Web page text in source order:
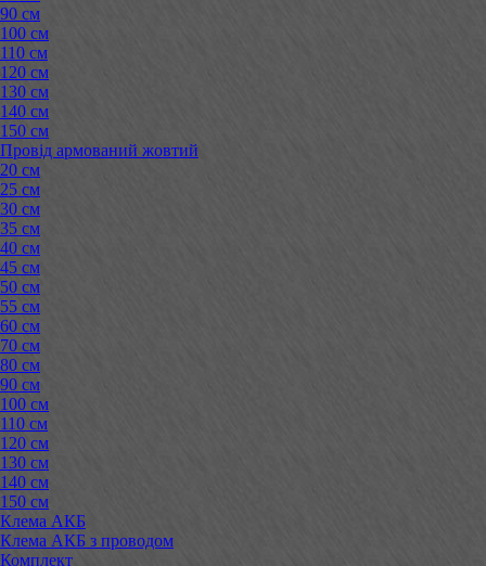
90 см
100 см
110 см
120 см
130 см
140 см
150 см
Провід армований жовтий
20 см
25 см
30 см
35 см
40 см
45 см
50 см
55 см
60 см
70 см
80 см
90 см
100 см
110 см
120 см
130 см
140 см
150 см
Клема АКБ
Клема АКБ з проводом
Комплект